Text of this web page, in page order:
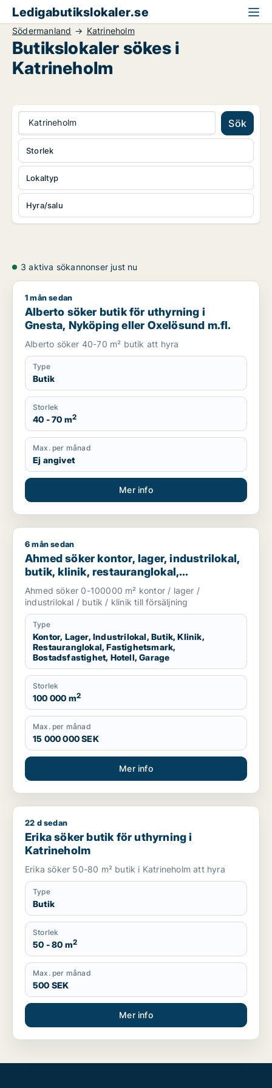
Ledigabutikslokaler.se
Södermanland Katrineholm
Butikslokaler sökes i
Katrineholm
Katrineholm Sök
Lokaltyp
Hyra/salu
Storlek
3 aktiva sökannonser just nu
Alberto söker butik för uthyrning i Gnesta, Nyköping eller
1 mån sedan
Alberto söker butik för uthyrning i
Gnesta, Nyköping eller Oxelösund m.fl.
Alberto söker 40-70 m² butik att hyra
Type
Butik
Storlek
40 - 70 m2
Max. per månad
Ej angivet
Mer info
Ahmed söker kontor, lager, industrilokal, butik, klinik,
6 mån sedan
Ahmed söker kontor, lager, industrilokal,
butik, klinik, restauranglokal,
fastighetsmark, bostadsfastighet, hotell
eller garage till salu i Nyköping,
Katrineholm eller Finspång m.fl.
Ahmed söker 0-100000 m² kontor / lager /
industrilokal / butik / klinik till försäljning
Type
Kontor, Lager, Industrilokal, Butik, Klinik,
Restauranglokal, Fastighetsmark,
Bostadsfastighet, Hotell, Garage
Storlek
100 000 m2
Max. per månad
15 000 000 SEK
Mer info
Erika söker butik för uthyrning i Katrineholm
22 d sedan
Erika söker butik för uthyrning i
Katrineholm
Erika söker 50-80 m² butik i Katrineholm att hyra
Type
Butik
Storlek
50 - 80 m2
Max. per månad
500 SEK
Mer info